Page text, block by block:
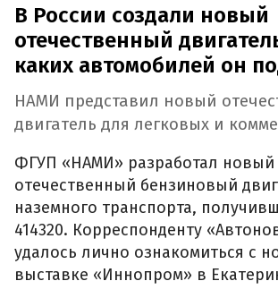
В России создали новый
отечественный
каких автомобилей он
НАМИ представил новый
двигатель для легковых и
ФГУП «НАМИ» разработал новый
отечественный бензиновый
наземного транспорта,
414320. Корреспонденту
удалось лично ознакомиться с
выставке «Иннопром» в